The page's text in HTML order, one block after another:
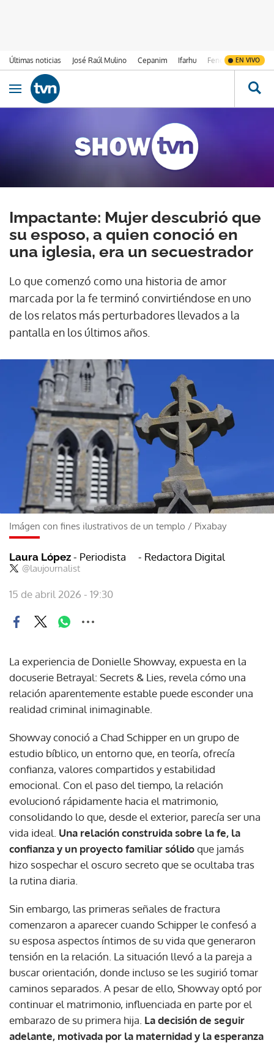
Últimas noticias José Raúl Mulino Cepanim Ifarhu Fenómeno de El
EN VIVO
Ir al contenido
Obrir navegació
Impactante: Mujer descubrió que
su esposo, a quien conoció en
una iglesia, era un secuestrador
Lo que comenzó como una historia de amor
marcada por la fe terminó convirtiéndose en uno
de los relatos más perturbadores llevados a la
pantalla en los últimos años.
Imágen con fines ilustrativos de un templo / Pixabay
Laura López - Periodista
@laujournalist
- Redactora Digital
15 de abril 2026 - 19:30
La experiencia de Donielle Showvay, expuesta en la
docuserie Betrayal: Secrets & Lies, revela cómo una
relación aparentemente estable puede esconder una
realidad criminal inimaginable.
Showvay conoció a Chad Schipper en un grupo de
estudio bíblico, un entorno que, en teoría, ofrecía
confianza, valores compartidos y estabilidad
emocional. Con el paso del tiempo, la relación
evolucionó rápidamente hacia el matrimonio,
consolidando lo que, desde el exterior, parecía ser una
vida ideal. Una relación construida sobre la fe, la
confianza y un proyecto familiar sólidoque jamás
hizo sospechar el oscuro secreto que se ocultaba tras
la rutina diaria.
Sin embargo, las primeras señales de fractura
comenzaron a aparecer cuando Schipper le confesó a
su esposa aspectos íntimos de su vida que generaron
tensión en la relación. La situación llevó a la pareja a
buscar orientación, donde incluso se les sugirió tomar
caminos separados. A pesar de ello, Showvay optó por
continuar el matrimonio, influenciada en parte por el
embarazo de su primera hija. La decisión de seguir
adelante, motivada por la maternidad y la esperanza